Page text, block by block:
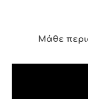
Μάθε